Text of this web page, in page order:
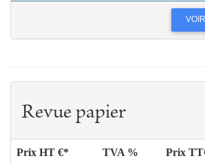
Revue papier
Prix HT €* TVA % Prix